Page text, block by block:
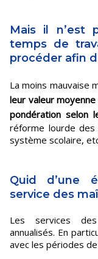
Mais il n’est
temps de
procéder afin
La moins mauvaise
leur valeur
pondération selon
réforme lourde
système scolaire,
Quid d’une
service des
Les services
annualisés. En
avec les périodes